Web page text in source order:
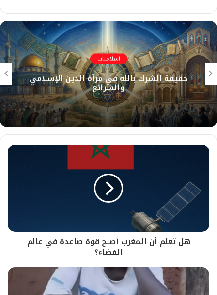
اسلاميات
حقيقة الشرك بالله في مرآة الدين الإسلامي
والشرائع
هل تعلم أن المغرب أصبح قوة صاعدة في عالم
الفضاء؟